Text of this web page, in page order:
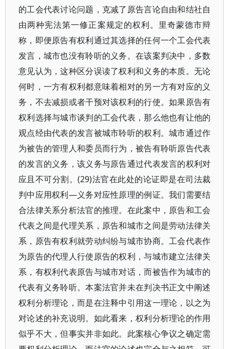
的工会代表讨论问题，克减了原告言论自由和结社自
由两种宪法第一修正案规定的权利。里奇蒙德市辩
称，即便原告有权利通过其选择的任何一个工会代表
发言，城市也没有聆听的义务。在该案判决中，多数
意见认为，这种区分误读了权利和义务的本质。无论
何时，一方有权利都意味着相对的另一方有对应的义
务，不去减损或者干预对该权利的行使。如果原告有
权利选择与城市谈判的工会代表，那么他也有让他的
观点经由代表的发言被城市聆听的权利。城市通过作
为被告的管理人和委员而行为，被告有聆听原告代表
的发言的义务，该义务与原告通过代表发言的权利对
应且不可分割。(29)法官在此处的论证即是在司法裁
判中应用权利—义务对应性原理的例证。我们需要结
合法律关系分析法官的推理。在此案中，原告和工会
代表之间是代理关系，原告和城市之间是劳动法律关
系，原告有权利就劳动纠纷与城市协商。工会代表作
为原告的代理人行使原告的权利，与城市建立法律关
系，有权利代表原告与城市对话，而被告作为城市的
代表有义务聆听。本案法官并未在判决书正文中阐述
权利分析理论，而是在注释中引用这一理论，以之为
对论述的补充说明。如此看来，权利分析理论的作用
似乎不大，但事实并非如此。此案核心争议之确定需